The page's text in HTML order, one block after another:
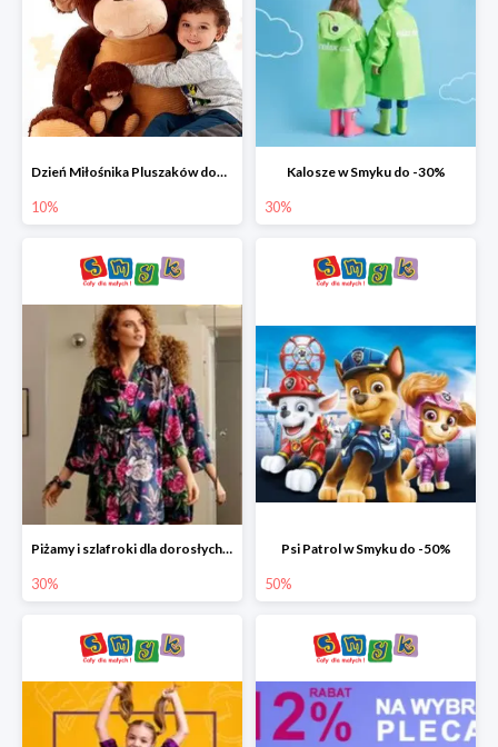
Dzień Miłośnika Pluszaków dodatkowy rabat -10%
10%
Kalosze w Smyku do -30%
30%
Piżamy i szlafroki dla dorosłych w Smyku do -30%
30%
Psi Patrol w Smyku do -50%
50%